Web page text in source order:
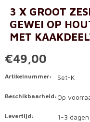
3 X GROOT
GEWEI OP
MET
€49,00
Artikelnummer: Set-K
Beschikbaarheid: Op
Levertijd: 1-3 dagen